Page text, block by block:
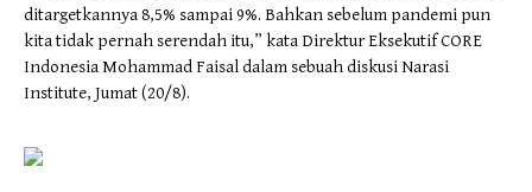
ditargetkannya 8,5% sampai 9%. Bahkan sebelum pandemi pun
kita tidak pernah serendah itu,” kata Direktur Eksekutif CORE
Indonesia Mohammad Faisal dalam sebuah diskusi Narasi
Institute, Jumat (20/8).